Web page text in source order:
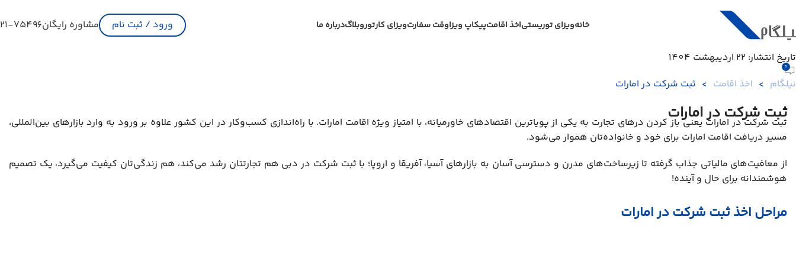
خانهویزای توریستیاخذ اقامتپیکاپ ویزاوقت سفارتویزای کارتوروبلاگدرباره ما ورود / ثبت نام مشاوره رایگان75496
تاریخ انتشار: 22 اردیبهشت 1404
0
نیلگام > اخذ اقامت > ثبت شرکت در امارات
ثبت شرکت در امارات
ثبت شرکت در امارات یعنی باز کردن درهای تجارت به یکی از پویاترین اقتصادهای خاورمیانه، با امتیاز ویژه اقامت امارات. با راه‌اندازی کسب‌وکار در این کشور علاوه بر ورود به وارد بازارهای بین‌المللی،
مسیر دریافت اقامت امارات برای خود و خانواده‌تان هموار می‌شود.
از معافیت‌های مالیاتی جذاب گرفته تا زیرساخت‌های مدرن و دسترسی آسان به بازارهای آسیا، آفریقا و اروپا؛ با ثبت شرکت در دبی هم تجارتتان رشد می‌کند، هم زندگی‌تان کیفیت می‌گیرد، یک تصمیم
هوشمندانه برای حال و آینده!
مراحل اخذ ثبت شرکت در امارات